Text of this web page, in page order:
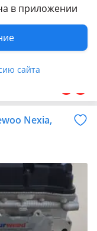
в приложении
сайта
2008 2011 Lanos 1 (T150) 2000 2009 A15SMS 1.5-л 8 клапан новый двигатель собранный на оригинальных запчастях на заводе. Двигатель заводился и проверялся на стенде и прошёл термическую обкатку. Гарантия есть 1 месяц на проверку.
Nexia,